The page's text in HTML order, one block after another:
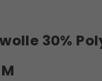
30%
M